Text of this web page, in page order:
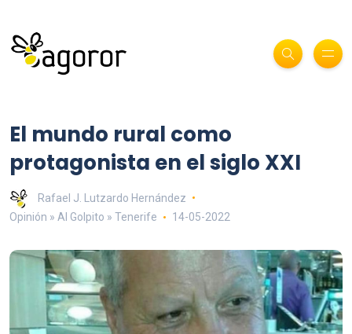
El mundo rural como
protagonista en el siglo XXI
Rafael J. Lutzardo Hernández
Opinión » Al Golpito » Tenerife
14-05-2022